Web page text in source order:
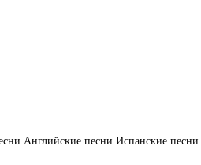
Английские песни Испанские песни